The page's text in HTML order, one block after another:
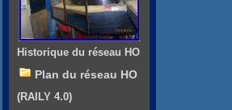
Historique du réseau HO
Plan du réseau HO
(RAILY 4.0)